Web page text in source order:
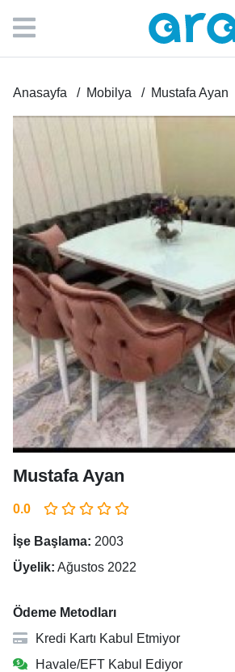
Anasayfa Mobilya Mustafa Ayan
Mustafa Ayan
0.0
İşe Başlama: 2003
Üyelik: Ağustos 2022
Ödeme Metodları
Kredi Kartı Kabul Etmiyor
Havale/EFT Kabul Ediyor